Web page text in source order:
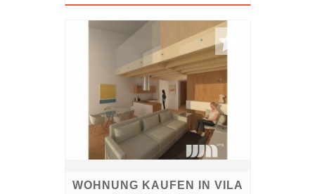
WOHNUNG KAUFEN IN VILA